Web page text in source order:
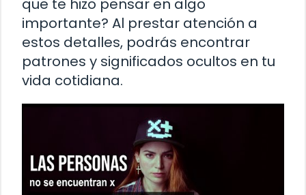
que te hizo pensar en algo
importante? Al prestar atención a
estos detalles, podrás encontrar
patrones y significados ocultos en tu
vida cotidiana.